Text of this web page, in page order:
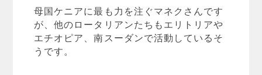
母国ケニアに最も力を注ぐマネクさんです
が、他のロータリアンたちもエリトリアや
エチオピア、南スーダンで活動しているそ
うです。